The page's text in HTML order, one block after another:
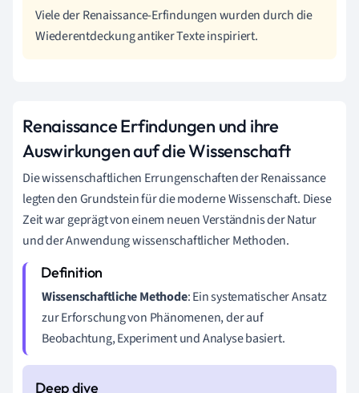
Viele der Renaissance-Erfindungen wurden durch die
Wiederentdeckung antiker Texte inspiriert.
Renaissance Erfindungen und ihre
Auswirkungen auf die Wissenschaft
Die wissenschaftlichen Errungenschaften der Renaissance
legten den Grundstein für die moderne Wissenschaft. Diese
Zeit war geprägt von einem neuen Verständnis der Natur
und der Anwendung wissenschaftlicher Methoden.
Wissenschaftliche Methode: Ein systematischer Ansatz
zur Erforschung von Phänomenen, der auf
Beobachtung, Experiment und Analyse basiert.